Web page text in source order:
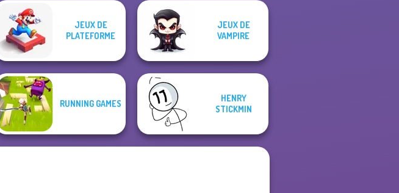
Stick Duel: Battle
Hero
Kour.io
Prison Escape
Online
Funny Shooter
JEUX DE
PLATEFORME
JEUX DE
VAMPIRE
RUNNING GAMES
HENRY
STICKMIN